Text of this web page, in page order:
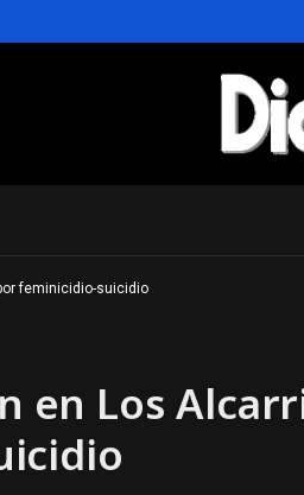
feminicidio-suicidio
en Los